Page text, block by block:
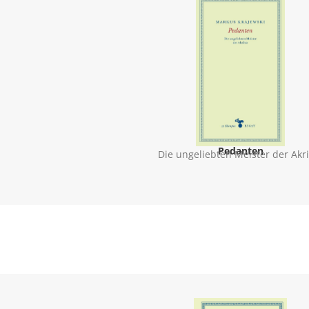
Pedanten
Die ungeliebten Meister der